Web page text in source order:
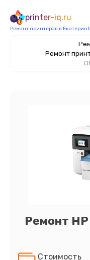
printer-iq.ru
Ремонт принтеров в
Ремонт
Ремонт
Стоимость